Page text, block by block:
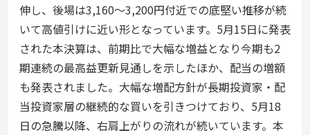
伸し、後場は3,160〜3,200円付近での底堅い推移が続
いて高値引けに近い形となっています。5月15日に発表
された本決算は、前期比で大幅な増益となり今期も2
期連続の最高益更新見通しを示したほか、配当の増額
も発表されました。大幅な増配方針が長期投資家・配
当投資家層の継続的な買いを引きつけており、5月18
日の急騰以降、右肩上がりの流れが続いています。本